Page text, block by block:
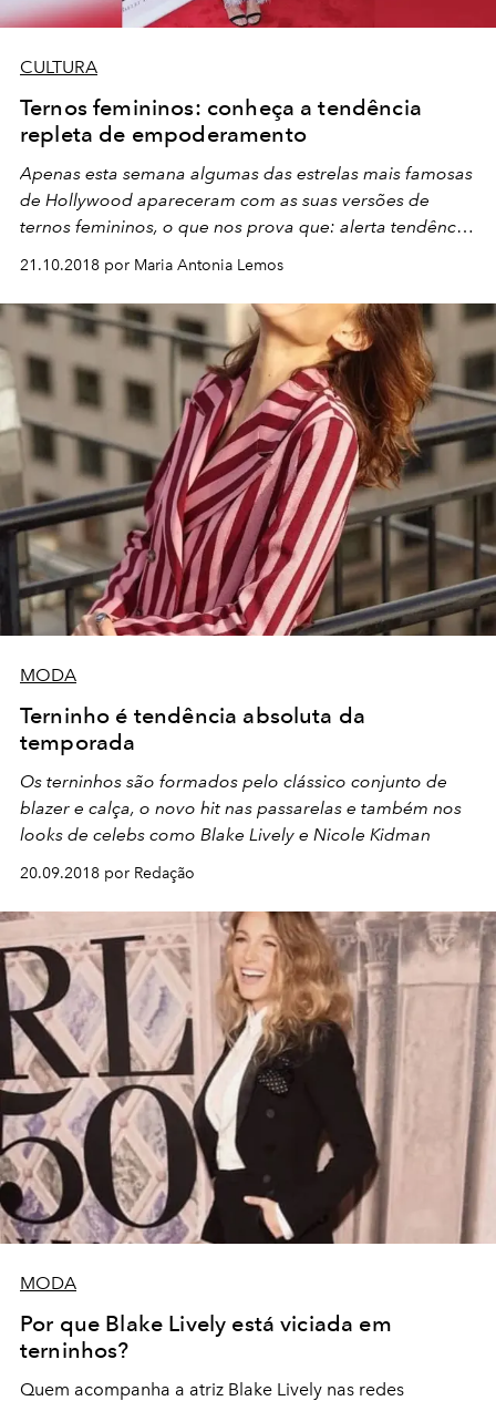
CULTURA
Ternos femininos: conheça a tendência
repleta de empoderamento
Apenas esta semana algumas das estrelas mais famosas
de Hollywood apareceram com as suas versões de
ternos femininos, o que nos prova que: alerta tendência
21.10.2018 por Maria Antonia Lemos
MODA
Terninho é tendência absoluta da
temporada
Os terninhos são formados pelo clássico conjunto de
blazer e calça, o novo hit nas passarelas e também nos
looks de celebs como Blake Lively e Nicole Kidman
20.09.2018 por Redação
MODA
Por que Blake Lively está viciada em
terninhos?
Quem acompanha a atriz Blake Lively nas redes